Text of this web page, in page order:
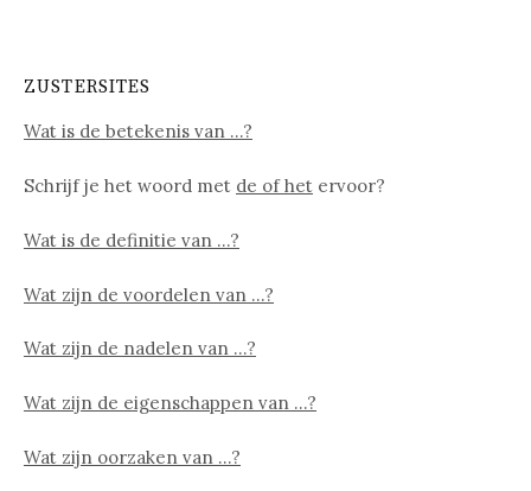
ZUSTERSITES
Wat is de betekenis van …?
Schrijf je het woord met de of het ervoor?
Wat is de definitie van …?
Wat zijn de voordelen van …?
Wat zijn de nadelen van …?
Wat zijn de eigenschappen van …?
Wat zijn oorzaken van …?